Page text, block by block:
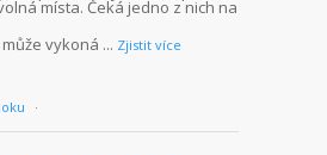
místa. Čeká jedno z nich na
vykoná ... Zjistit více
·